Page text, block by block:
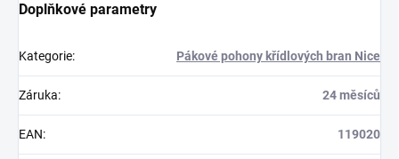
Doplňkové parametry
Kategorie: Pákové pohony křídlových bran Nice
Záruka: 24 měsíců
EAN: 119020